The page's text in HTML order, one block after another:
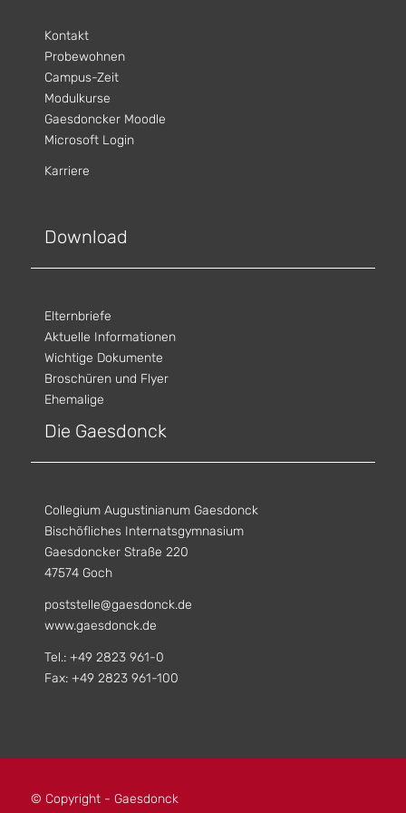
Kontakt
Probewohnen
Campus-Zeit
Modulkurse
Gaesdoncker Moodle
Microsoft Login
Karriere
Download
Elternbriefe
Aktuelle Informationen
Wichtige Dokumente
Broschüren und Flyer
Ehemalige
Die Gaesdonck
Collegium Augustinianum Gaesdonck
Bischöfliches Internatsgymnasium
Gaesdoncker Straße 220
47574 Goch
poststelle@gaesdonck.de
www.gaesdonck.de
Tel.: +49 2823 961-0
Fax: +49 2823 961-100
© Copyright - Gaesdonck